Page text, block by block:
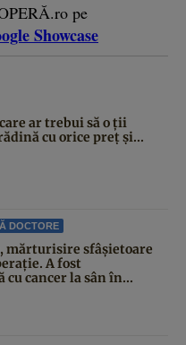
pe
Showcase
ar trebui să o ții
cu orice preț și...
DOCTORE
mărturisire sfâșietoare
A fost
cu cancer la sân în...